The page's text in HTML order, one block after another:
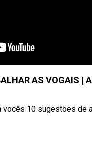
AS
vocês 10 sugestões